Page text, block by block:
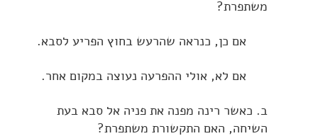
משתפרת?
אם כן, כנראה שהרעש בחוץ הפריע לסבא.
אם לא, אולי ההפרעה נעוצה במקום אחר.
ב. כאשר רינה מפנה את פניה אל סבא בעת
השיחה, האם התקשורת משתפרת?